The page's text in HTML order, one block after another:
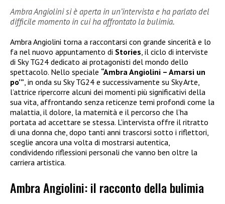
Ambra Angiolini si è aperta in un’intervista e ha parlato del
difficile momento in cui ha affrontato la bulimia.
Ambra Angiolini torna a raccontarsi con grande sincerità e lo
fa nel nuovo appuntamento di Stories , il ciclo di interviste
di Sky TG24 dedicato ai protagonisti del mondo dello
spettacolo. Nello speciale “Ambra Angiolini – Amarsi un
po’” , in onda su Sky TG24 e successivamente su Sky Arte,
l’attrice ripercorre alcuni dei momenti più significativi della
sua vita, affrontando senza reticenze temi profondi come la
malattia, il dolore, la maternità e il percorso che l’ha
portata ad accettare se stessa. L’intervista offre il ritratto
di una donna che, dopo tanti anni trascorsi sotto i riflettori,
sceglie ancora una volta di mostrarsi autentica,
condividendo riflessioni personali che vanno ben oltre la
carriera artistica.
Ambra Angiolini: il racconto della bulimia